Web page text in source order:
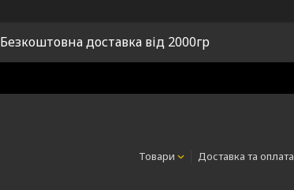
Безкоштовна доставка від 2000гр
Товари Доставка та оплата